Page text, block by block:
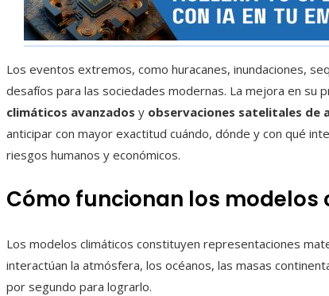
Los eventos extremos, como huracanes, inundaciones,
desafíos para las sociedades modernas. La mejora en su
climáticos avanzados y observaciones satelitales de
anticipar con mayor exactitud cuándo, dónde y con qué
riesgos humanos y económicos.
Cómo funcionan los
Los modelos climáticos constituyen representaciones
interactúan la atmósfera, los océanos, las masas
por segundo para lograrlo.